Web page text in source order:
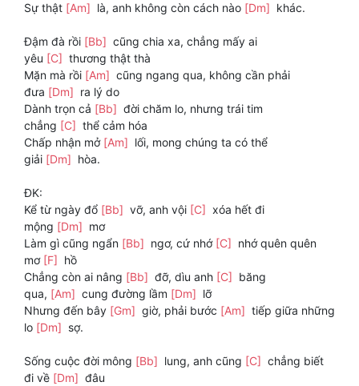
Sự thật [Am] là, anh không còn cách nào [Dm] khác.
Đậm đà rồi [Bb] cũng chia xa, chẳng mấy ai
yêu [C] thương thật thà
Mặn mà rồi [Am] cũng ngang qua, không cần phải
đưa [Dm] ra lý do
Dành trọn cả [Bb] đời chăm lo, nhưng trái tim
chẳng [C] thể cảm hóa
Chấp nhận mở [Am] lối, mong chúng ta có thể
giải [Dm] hòa.
ĐK:
Kể từ ngày đổ [Bb] vỡ, anh vội [C] xóa hết đi
mộng [Dm] mơ
Làm gì cũng ngẩn [Bb] ngơ, cứ nhớ [C] nhớ quên quên
mơ [F] hồ
Chẳng còn ai nâng [Bb] đỡ, dìu anh [C] băng
qua, [Am] cung đường lầm [Dm] lỡ
Nhưng đến bây [Gm] giờ, phải bước [Am] tiếp giữa những
lo [Dm] sợ.
Sống cuộc đời mông [Bb] lung, anh cũng [C] chẳng biết
đi về [Dm] đâu